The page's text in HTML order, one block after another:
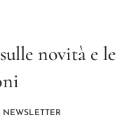
novità e le
NEWSLETTER